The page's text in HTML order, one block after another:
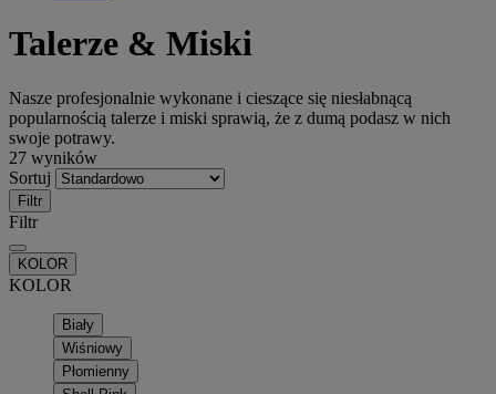
Talerze & Miski
Nasze profesjonalnie wykonane i cieszące się niesłabnącą
popularnością talerze i miski sprawią, że z dumą podasz w nich
swoje potrawy.
27 wyników
Sortuj
Filtr
Filtr
KOLOR
KOLOR
Biały
Wiśniowy
Płomienny